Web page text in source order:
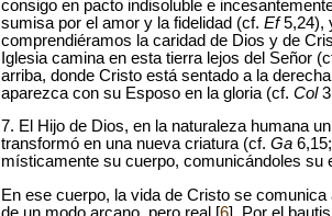
consigo en pacto indisoluble e
sumisa por el amor y la fidelidad (cf. Ef5,24),
comprendiéramos la caridad de Dios y de
Iglesia camina en esta tierra lejos del Señor
arriba, donde Cristo está sentado a la
aparezca con su Esposo en la gloria (cf. Col
7. El Hijo de Dios, en la naturaleza humana
transformó en una nueva criatura (cf. Ga 6,15;
místicamente su cuerpo, comunicándoles su
En ese cuerpo, la vida de Cristo se